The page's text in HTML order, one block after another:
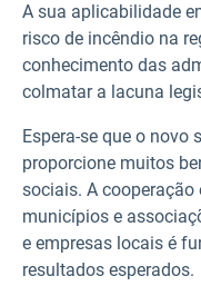
A sua aplicabilidade
risco de incêndio na
conhecimento das
colmatar a lacuna
Espera-se que o novo
proporcione muitos
sociais. A cooperação
municípios e
e empresas locais é
resultados esperados.